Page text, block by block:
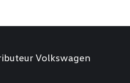
Volkswagen